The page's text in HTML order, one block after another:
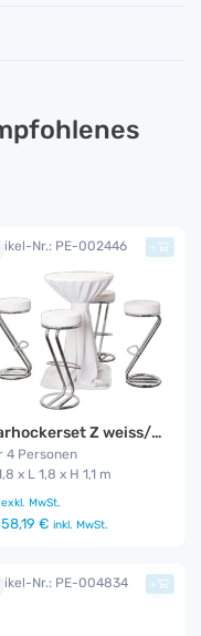
Nr.: PE-002446
Barhockerset Z weiss/wurf
4 Personen
x L 1,8 x H 1,1 m
exkl. MwSt.
58,19 € inkl. MwSt.
+
Nr.: PE-004834 +